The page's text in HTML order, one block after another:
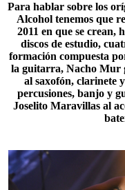
Para hablar sobre los
Alcohol tenemos que
2011 en que se crean,
discos de estudio,
formación compuesta
la guitarra, Nacho Mur
al saxofón, clarinete
percusiones, banjo y
Joselito Maravillasal